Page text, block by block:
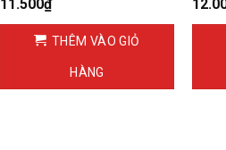
11.500₫
THÊM VÀO GIỎ
HÀNG